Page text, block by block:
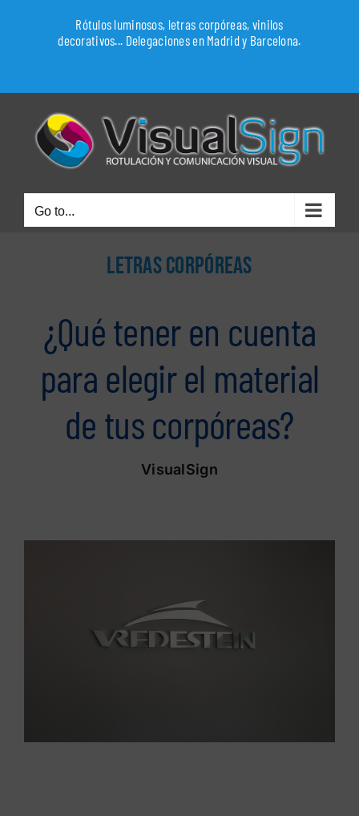
Rótulos luminosos, letras corpóreas, vinilos
decorativos... Delegaciones en Madrid y Barcelona.
Go to...
LETRAS CORPÓREAS
¿Qué tener en cuenta
para elegir el material
de tus corpóreas?
VisualSign